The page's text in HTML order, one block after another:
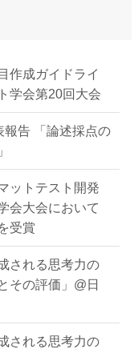
作成ガイドライ
学会第20回大会
報告 「論述採点の
ットテスト開発
会大会において
受賞
される思考力の
その評価」@日
される思考力の